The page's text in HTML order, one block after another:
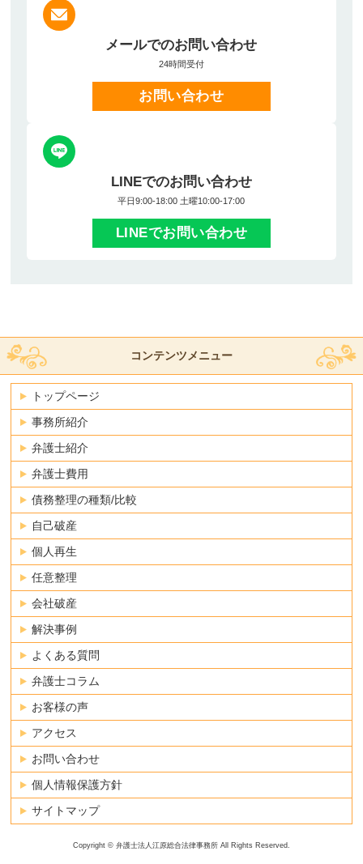
メールでのお問い合わせ
24時間受付
お問い合わせ
LINEでのお問い合わせ
平日9:00-18:00 土曜10:00-17:00
LINEでお問い合わせ
コンテンツメニュー
トップページ
事務所紹介
弁護士紹介
弁護士費用
債務整理の種類/比較
自己破産
個人再生
任意整理
会社破産
解決事例
よくある質問
弁護士コラム
お客様の声
アクセス
お問い合わせ
個人情報保護方針
サイトマップ
Copyright © 弁護士法人江原総合法律事務所 All Rights Reserved.